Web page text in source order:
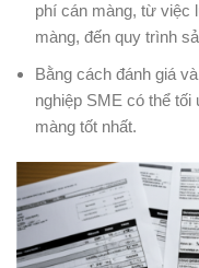
phí cán màng, từ việc
màng, đến quy trình
Bằng cách đánh giá
nghiệp SME có thể
màng tốt nhất.